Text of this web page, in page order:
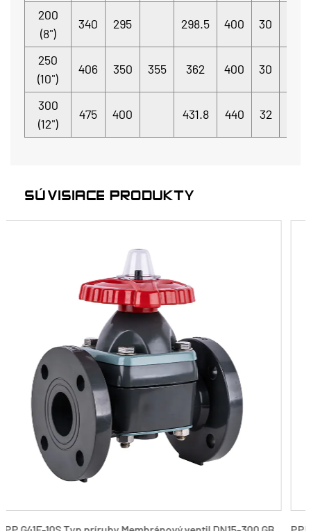
200
(8")
340 295 298.5 400 30
250
(10")
406 350 355 362 400 30
300
(12")
475 400 431.8 440 32
SÚVISIACE PRODUKTY